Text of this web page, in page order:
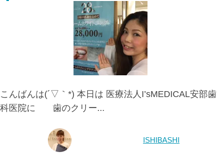
こんばんは(´▽｀*) 本日は 医療法人I’sMEDICAL安部歯
科医院に 歯のクリー...
ISHIBASHI